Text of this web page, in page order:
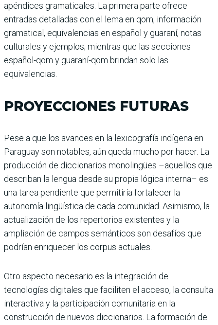
apéndices gramaticales. La primera parte ofrece
entradas detalladas con el lema en qom, información
gramatical, equivalencias en español y guaraní, notas
culturales y ejemplos; mientras que las secciones
español-qom y guaraní-qom brindan solo las
equivalencias.
PROYECCIONES FUTURAS
Pese a que los avances en la lexicografía indígena en
Paraguay son notables, aún queda mucho por hacer. La
producción de diccionarios monolingües –aquellos que
describan la lengua desde su propia lógica interna– es
una tarea pendiente que permitiría fortalecer la
autonomía lingüística de cada comunidad. Asimismo, la
actualización de los repertorios existentes y la
ampliación de campos semánticos son desafíos que
podrían enriquecer los corpus actuales.
Otro aspecto necesario es la integración de
tecnologías digitales que faciliten el acceso, la consulta
interactiva y la participación comunitaria en la
construcción de nuevos diccionarios. La formación de